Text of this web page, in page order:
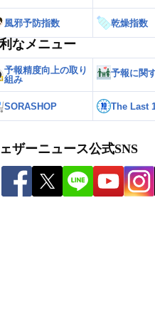
風邪予防指数 乾燥指数
なメニュー
予報精度向上の取り
組み
予報に関
SORASHOP The Last
ザーニュース公式SNS